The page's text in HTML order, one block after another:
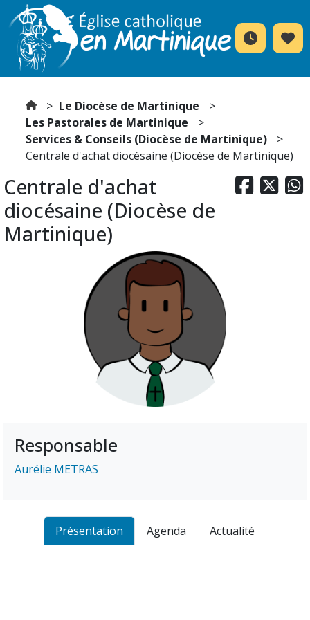
Le Diocèse de Martinique
Les Pastorales de Martinique
Services & Conseils (Diocèse de Martinique)
Centrale d'achat diocésaine (Diocèse de Martinique)
  
Centrale d'achat
diocésaine (Diocèse de
Martinique)
Responsable
Aurélie METRAS
Présentation Agenda Actualité